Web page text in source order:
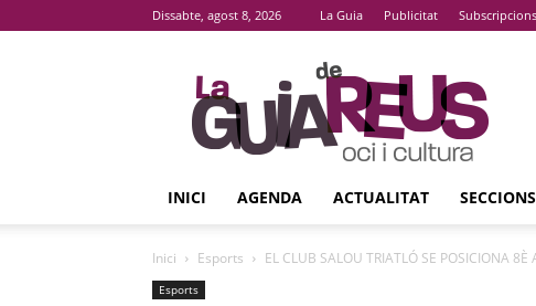
Dissabte, agost 8, 2026 La Guia Publicitat Subscripcions
La
Guia
De
Reus
INICI AGENDA ACTUALITAT SECCIONS
Inici Esports EL CLUB SALOU TRIATLÓ SE POSICIONA
Esports